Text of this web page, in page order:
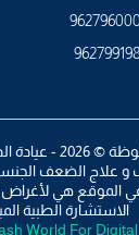
جميع الحقوق
و علاج الضعف
في الموقع هي
الاستشارة الطبية
World For